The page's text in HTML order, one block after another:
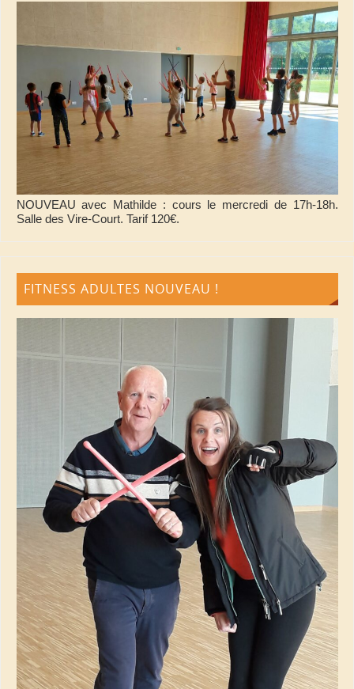
NOUVEAU avec Mathilde : cours le mercredi de 17h-18h.
Salle des Vire-Court. Tarif 120€.
FITNESS ADULTES NOUVEAU !